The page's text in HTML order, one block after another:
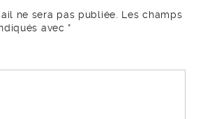
ne sera pas publiée.
Les champs
avec *